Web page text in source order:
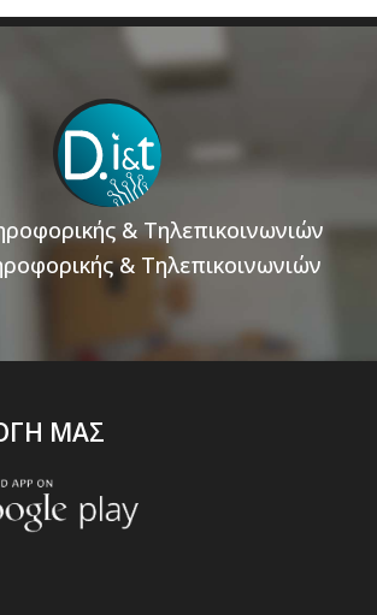
& Τηλεπικοινωνιών
& Τηλεπικοινωνιών
ΜΑΣ